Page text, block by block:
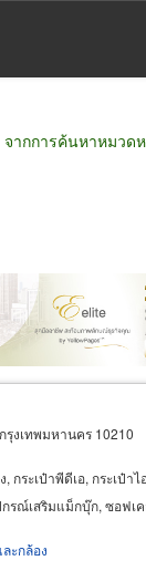
ากการค้นหาหมวด
ก ผู้ผลิต
ธุรกิจบริการ
รุงเทพมหานคร 10210
, กระเป๋าพีดีเอ, กระเป๋า
รณ์เสริมแม็กบุ๊ก, ซอฟเ
ะกล้อง